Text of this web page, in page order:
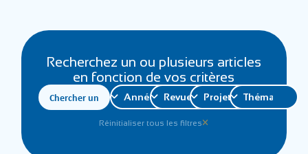
Recherchez un ou plusieurs articles
en fonction de vos critères
Réinitialiser tous les filtres